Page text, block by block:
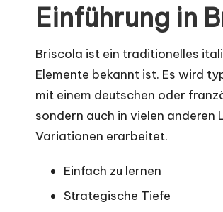
Einführung in
Briscola ist ein traditionelles
Elemente bekannt ist. Es wird
mit einem deutschen oder
sondern auch in vielen anderen
Variationen erarbeitet.
Einfach zu lernen
Strategische Tiefe